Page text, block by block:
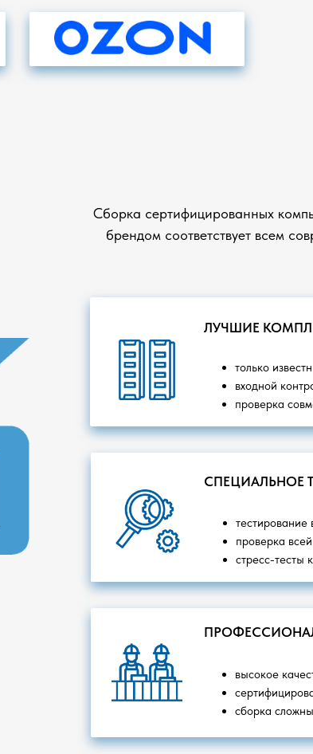
Сборка сертифицированных
брендом соответствует всем
ЛУЧШИЕ
СПЕЦИАЛЬНОЕ
только
входной
проверка
высокое
сборка
тестирование
проверка
стресс-тесты